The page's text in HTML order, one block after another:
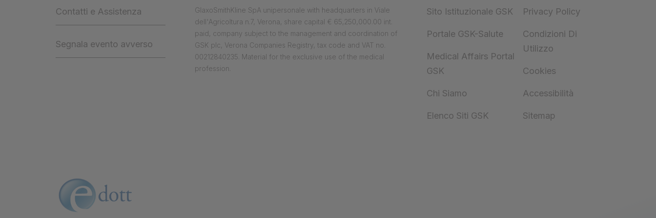
Contatti e Assistenza
Segnala evento avverso
GlaxoSmithKline SpA unipersonale with headquarters in Viale
dell'Agricoltura n.7, Verona, share capital € 65,250,000.00 int.
paid, company subject to the management and coordination of
GSK plc, Verona Companies Registry, tax code and VAT no.
00212840235. Material for the exclusive use of the medical
profession.
Sito Istituzionale GSK
Portale GSK-Salute
Medical Affairs Portal
GSK
Chi Siamo
Elenco Siti GSK
Privacy Policy
Condizioni Di
Utilizzo
Cookies
Accessibilità
Sitemap